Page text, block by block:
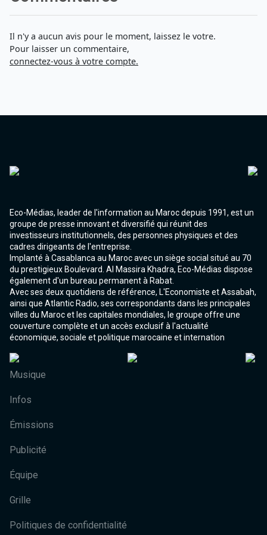
Tétouan 87.8 Hz
Meknès 97.2 Hz
Tan-Tan 95.2
Tafraout 104.9
Il n'y a aucun avis pour le moment, laissez le votre.
Pour laisser un commentaire,
connectez-vous à votre compte.
Eco-Médias, leader de l'information au Maroc depuis 1991, est un
groupe de presse innovant et diversifié qui réunit des
investisseurs institutionnels, des personnes physiques et des
cadres dirigeants de l'entreprise.
Implanté à Casablanca au Maroc avec un siège social situé au 70
du prestigieux Boulevard. Al Massira Khadra, Eco-Médias dispose
également d'un bureau permanent à Rabat.
Avec ses deux quotidiens de référence, L'Economiste et Assabah,
ainsi que Atlantic Radio, ses correspondants dans les principales
villes du Maroc et les capitales mondiales, le groupe offre une
couverture complète et un accès exclusif à l'actualité
économique, sociale et politique marocaine et internation
Musique
Infos
Émissions
Publicité
Équipe
Grille
Politiques de confidentialité